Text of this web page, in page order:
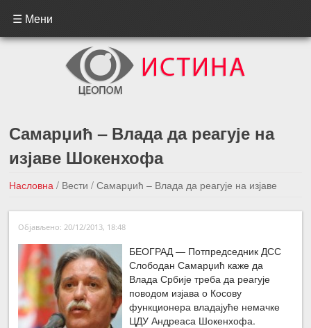
☰ Мени
Самарџић – Влада да реагује на
изјаве Шокенхофа
Насловна / Вести/ Самарџић – Влада да реагује на изјаве
Шокенхофа
←Претходна вест
Објављено: 20/12/2013, 18:48
БЕОГРАД — Потпредседник ДСС
Слободан Самарџић каже да
Влада Србије треба да реагује
поводом изјава о Косову
функционера владајуће немачке
ЦДУ Андреаса Шокенхофа.